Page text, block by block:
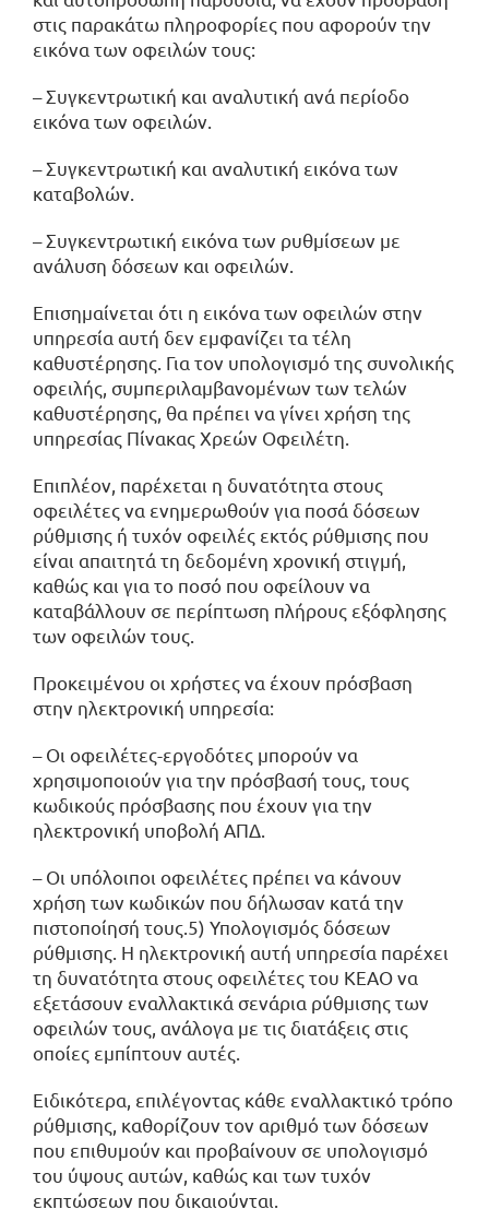
στις παρακάτω πληροφορίες που αφορούν την
εικόνα των οφειλών τους:
– Συγκεντρωτική και αναλυτική ανά περίοδο
εικόνα των οφειλών.
– Συγκεντρωτική και αναλυτική εικόνα των
καταβολών.
– Συγκεντρωτική εικόνα των ρυθμίσεων με
ανάλυση δόσεων και οφειλών.
Επισημαίνεται ότι η εικόνα των οφειλών στην
υπηρεσία αυτή δεν εμφανίζει τα τέλη
καθυστέρησης. Για τον υπολογισμό της συνολικής
οφειλής, συμπεριλαμβανομένων των τελών
καθυστέρησης, θα πρέπει να γίνει χρήση της
υπηρεσίας Πίνακας Χρεών Οφειλέτη.
Επιπλέον, παρέχεται η δυνατότητα στους
οφειλέτες να ενημερωθούν για ποσά δόσεων
ρύθμισης ή τυχόν οφειλές εκτός ρύθμισης που
είναι απαιτητά τη δεδομένη χρονική στιγμή,
καθώς και για το ποσό που οφείλουν να
καταβάλλουν σε περίπτωση πλήρους εξόφλησης
των οφειλών τους.
Προκειμένου οι χρήστες να έχουν πρόσβαση
στην ηλεκτρονική υπηρεσία:
– Οι οφειλέτες-εργοδότες μπορούν να
χρησιμοποιούν για την πρόσβασή τους, τους
κωδικούς πρόσβασης που έχουν για την
ηλεκτρονική υποβολή ΑΠΔ.
– Οι υπόλοιποι οφειλέτες πρέπει να κάνουν
χρήση των κωδικών που δήλωσαν κατά την
πιστοποίησή τους.5) Υπολογισμός δόσεων
ρύθμισης. Η ηλεκτρονική αυτή υπηρεσία παρέχει
τη δυνατότητα στους οφειλέτες του ΚΕΑΟ να
εξετάσουν εναλλακτικά σενάρια ρύθμισης των
οφειλών τους, ανάλογα με τις διατάξεις στις
οποίες εμπίπτουν αυτές.
Ειδικότερα, επιλέγοντας κάθε εναλλακτικό τρόπο
ρύθμισης, καθορίζουν τον αριθμό των δόσεων
που επιθυμούν και προβαίνουν σε υπολογισμό
του ύψους αυτών, καθώς και των τυχόν
εκπτώσεων που δικαιούνται.